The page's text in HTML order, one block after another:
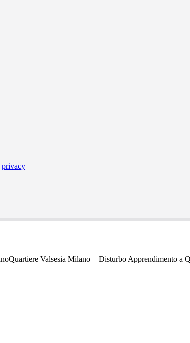
privacy
Quartiere Valsesia Milano – Disturbo Apprendimento a